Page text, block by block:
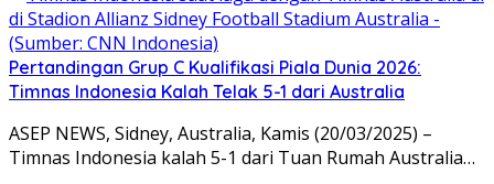
Pertandingan Grup C Kualifikasi Piala Dunia 2026:
Timnas Indonesia Kalah Telak 5-1 dari Australia
ASEP NEWS, Sidney, Australia, Kamis (20/03/2025) –
Timnas Indonesia kalah 5-1 dari Tuan Rumah Australia…